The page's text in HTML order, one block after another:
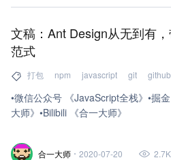
文稿：Ant Design从无到有
范式
打包 npm javascript git github
•微信公众号 《JavaScript全栈》•掘
大师》•Bilibili 《合一大师》
合一大师 2020-07-20 2.7K